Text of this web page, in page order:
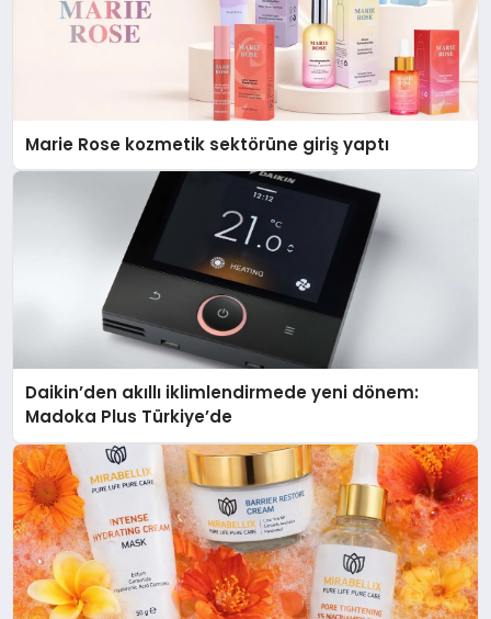
Marie Rose kozmetik sektörüne giriş yaptı
Daikin’den akıllı iklimlendirmede yeni dönem:
Madoka Plus Türkiye’de